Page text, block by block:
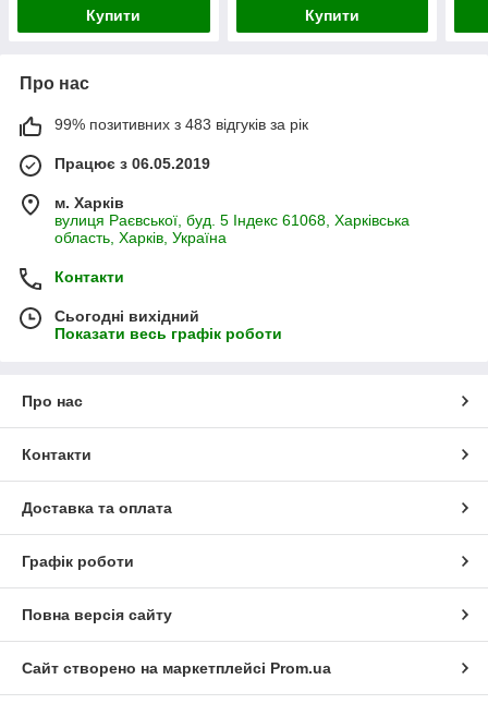
Купити Купити
Про нас
99% позитивних з 483 відгуків за рік
Працює з 06.05.2019
м. Харків
вулиця Раєвської, буд. 5 Індекс 61068, Харківська
область, Харків, Україна
Контакти
Сьогодні вихідний
Показати весь графік роботи
Про нас
Контакти
Доставка та оплата
Графік роботи
Повна версія сайту
Сайт створено на маркетплейсі Prom.ua